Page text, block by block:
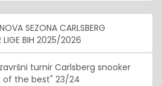
SEZONA CARLSBERG
LIGE BIH 2025/2026
turnir Carlsberg snooker
of the best" 23/24